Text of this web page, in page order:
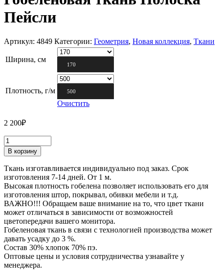
Пейсли
Артикул: 4849 Категории: Геометрия, Новая коллекция, Ткани
Ширина, см
170
Плотность, г/м 500
Очистить
2 200₽
В корзину
Ткань изготавливается индивидуально под заказ. Срок
изготовления 7-14 дней. От 1 м.
Высокая плотность гобелена позволяет использовать его для
изготовления штор, покрывал, обивки мебели и т.д.
ВАЖНО!!! Обращаем ваше внимание на то, что цвет ткани
может отличаться в зависимости от возможностей
цветопередачи вашего монитора.
Гобеленовая ткань в связи с технологией производства может
давать усадку до 3 %.
Состав 30% хлопок 70% пэ.
Оптовые цены и условия сотрудничества узнавайте у
менеджера.